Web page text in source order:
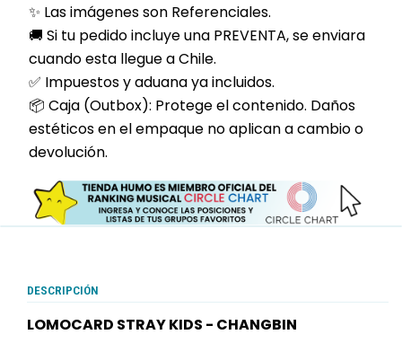
✨ Las imágenes son Referenciales.
🚚 Si tu pedido incluye una PREVENTA, se enviara
cuando esta llegue a Chile.
✅ Impuestos y aduana ya incluidos.
📦 Caja (Outbox): Protege el contenido. Daños
estéticos en el empaque no aplican a cambio o
devolución.
DESCRIPCIÓN
LOMOCARD STRAY KIDS - CHANGBIN